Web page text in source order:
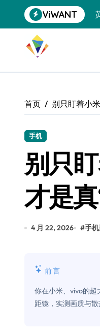
到
ViWANT
首页 别只盯着小
手机
别只
才是
4 月 22, 2026 #手
前言
你在小米、vivo的超
距镜，实测画质与